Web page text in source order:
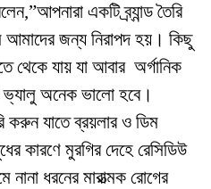
একটি ব্র্যান্ড তৈরি
আমাদের জন্য নিরাপদ হয়। কিছু
থেকে যায় যা আবার অর্গানিক
ভ্যালু অনেক ভালো হবে।
করুন যাতে ব্রয়লার ও ডিম
কারণে মুরগির দেহে রেসিডিউ
নানা ধরনের মারাত্মক রোগের